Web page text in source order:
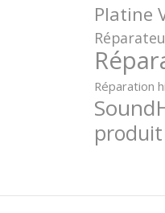
Platine
Réparation